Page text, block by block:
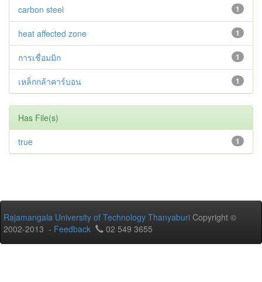
1
carbon steel
1
heat affected zone
1
การเชื่อมมิก
1
เหล็กกล้าคาร์บอน
Has File(s)
1
true
Rajamangala University of Technology Thanyaburi Copyright ©
2002-2013 - Feedback 02 549 3655